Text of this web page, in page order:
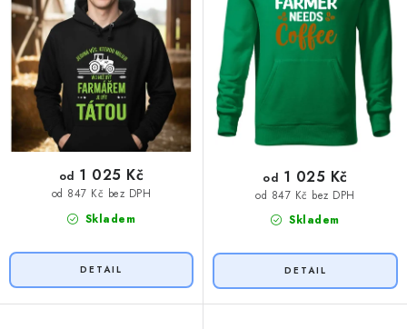
ů
t
ů
Skladem
od 847 Kč bez DPH
od 1 025 Kč
Skladem
od 847 Kč bez DPH
od 1 025 Kč